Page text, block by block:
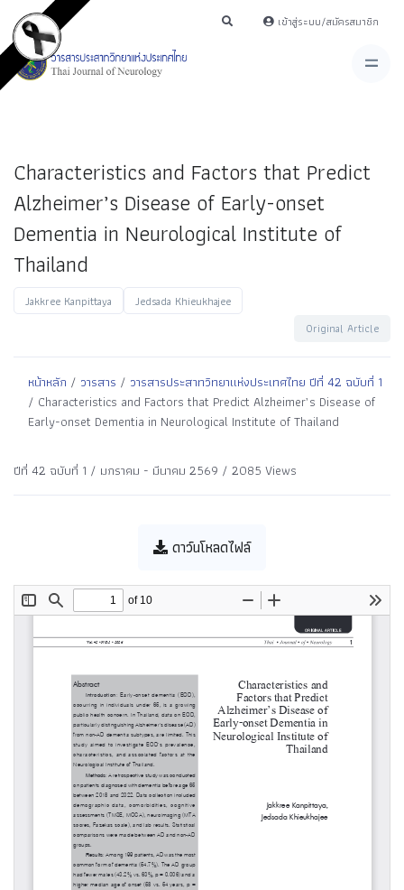
เข้าสู่ระบบ/สมัครสมาชิก
Characteristics and Factors that Predict
Alzheimer’s Disease of Early-onset
Dementia in Neurological Institute of
Thailand
Jakkree Kanpittaya
Jedsada Khieukhajee
Original Article
หน้าหลัก / วารสาร / วารสารประสาทวิทยาแห่งประเทศไทย ปีที่ 42 ฉบับที่ 1
/ Characteristics and Factors that Predict Alzheimer’s Disease of
Early-onset Dementia in Neurological Institute of Thailand
ปีที่ 42 ฉบับที่ 1 / มกราคม - มีนาคม 2569 / 2085 Views
ดาว์นโหลดไฟล์